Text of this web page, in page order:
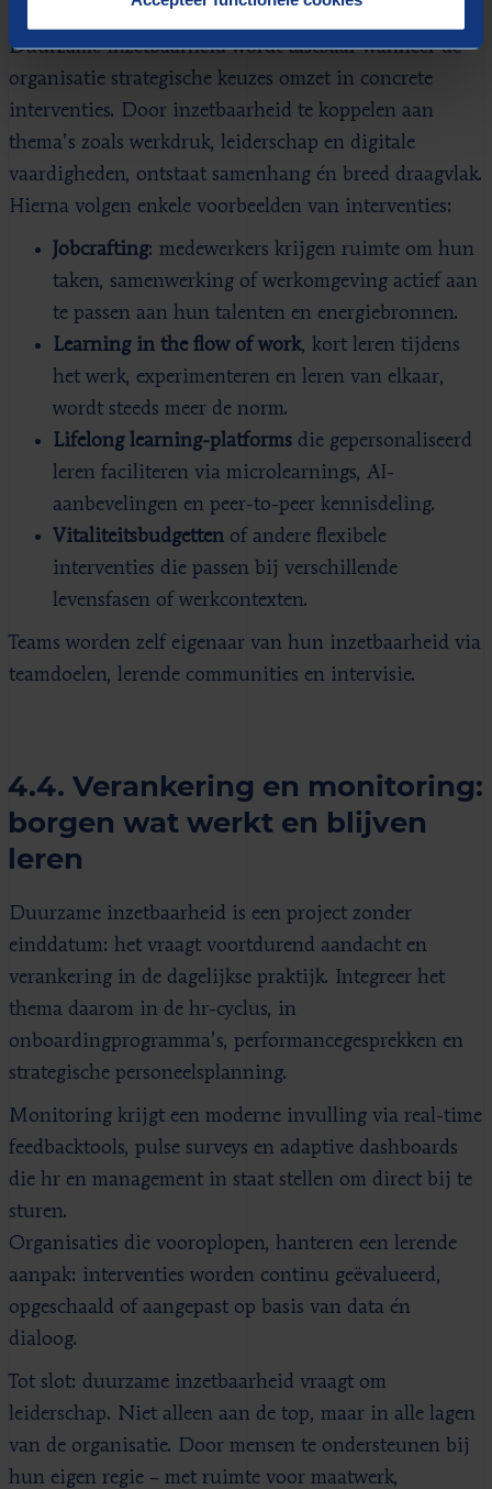
Duurzame inzetbaarheid wordt tastbaar wanneer de
organisatie strategische keuzes omzet in concrete
interventies. Door inzetbaarheid te koppelen aan
thema’s zoals werkdruk, leiderschap en digitale
vaardigheden, ontstaat samenhang én breed draagvlak.
Hierna volgen enkele voorbeelden van interventies:
Jobcrafting: medewerkers krijgen ruimte om hun
taken, samenwerking of werkomgeving actief aan
te passen aan hun talenten en energiebronnen.
Learning in the flow of work, kort leren tijdens
het werk, experimenteren en leren van elkaar,
wordt steeds meer de norm.
Lifelong learning-platforms die gepersonaliseerd
leren faciliteren via microlearnings, AI-
aanbevelingen en peer-to-peer kennisdeling.
Vitaliteitsbudgetten of andere flexibele
interventies die passen bij verschillende
levensfasen of werkcontexten.
Teams worden zelf eigenaar van hun inzetbaarheid via
teamdoelen, lerende communities en intervisie.
4.4. Verankering en monitoring:
borgen wat werkt en blijven
leren
Duurzame inzetbaarheid is een project zonder
einddatum: het vraagt voortdurend aandacht en
verankering in de dagelijkse praktijk. Integreer het
thema daarom in de hr-cyclus, in
onboardingprogramma’s, performancegesprekken en
strategische personeelsplanning.
Monitoring krijgt een moderne invulling via real-time
feedbacktools, pulse surveys en adaptive dashboards
die hr en management in staat stellen om direct bij te
sturen.
Organisaties die vooroplopen, hanteren een lerende
aanpak: interventies worden continu geëvalueerd,
opgeschaald of aangepast op basis van data én
dialoog.
Tot slot: duurzame inzetbaarheid vraagt om
leiderschap. Niet alleen aan de top, maar in alle lagen
van de organisatie. Door mensen te ondersteunen bij
hun eigen regie – met ruimte voor maatwerk,